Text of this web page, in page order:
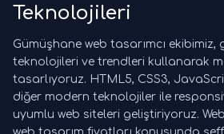
Teknolojileri
Gümüşhane web tasarımcı ekibimiz,
teknolojileri ve trendleri kullanarak
tasarlıyoruz. HTML5, CSS3,
diğer modern teknolojiler ile
uyumlu web siteleri geliştiriyoruz.